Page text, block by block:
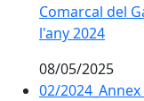
Comarcal del
l'any 2024
08/05/2025
02/